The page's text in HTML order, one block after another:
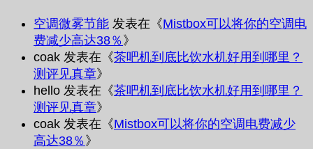
空调微雾节能 发表在《Mistbox可以将你的空调电
费减少高达38％ 》
coak 发表在《茶吧机到底比饮水机好用到哪里？
测评见真章》
hello 发表在《茶吧机到底比饮水机好用到哪里？
测评见真章》
coak 发表在《Mistbox可以将你的空调电费减少
高达38％ 》